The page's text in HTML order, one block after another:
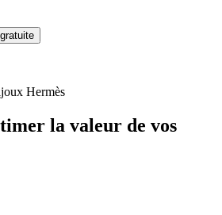
Hermès
la valeur de vos